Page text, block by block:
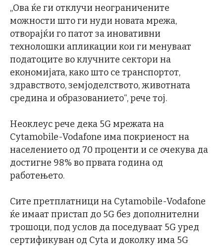
„Ова ќе ги отклучи неограничените
можности што ги нуди новата мрежа,
отворајќи го патот за иновативни
технолошки апликации кои ги менуваат
податоците во клучните сектори на
економијата, како што се транспортот,
здравството, земјоделството, животната
средина и образованието“, рече тој.
Неоклеус рече дека 5G мрежата на
Cytamobile-Vodafone има покриеност на
населението од 70 проценти и се очекува да
достигне 98% во првата година од
работењето.
Сите претплатници на Cytamobile-Vodafone
ќе имаат пристап до 5G без дополнителни
трошоци, под услов да поседуваат 5G уред
сертификуван од Cyta и доколку има 5G